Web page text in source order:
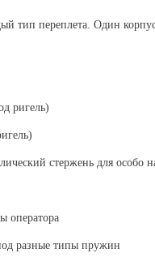
тип переплета. Один
ригель)
стержень для особо
оператора
разные типы пружин